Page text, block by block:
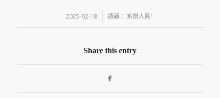
2025-02-18
/ 通過： 系辦人員1
Share this entry